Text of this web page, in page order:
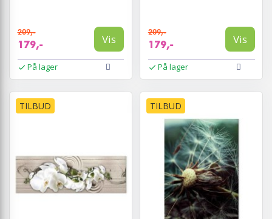
209,-
179,- Vis
På lager
209,-
179,- Vis
På lager
TILBUD TILBUD